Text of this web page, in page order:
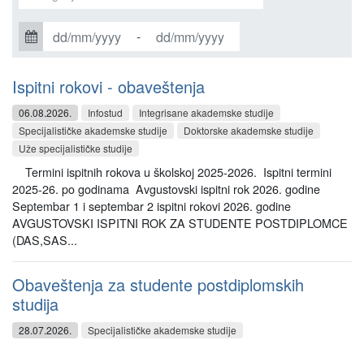
-
Ispitni rokovi - obaveštenja
06.08.2026. Infostud
Integrisane akademske studije
Specijalističke akademske studije
Doktorske akademske studije
Uže specijalističke studije
Termini ispitnih rokova u školskoj 2025-2026. Ispitni termini
2025-26. po godinama Avgustovski ispitni rok 2026. godine
Septembar 1 i septembar 2 ispitni rokovi 2026. godine
AVGUSTOVSKI ISPITNI ROK ZA STUDENTE POSTDIPLOMCE
(DAS,SAS...
Obaveštenja za studente postdiplomskih
studija
28.07.2026.
Specijalističke akademske studije